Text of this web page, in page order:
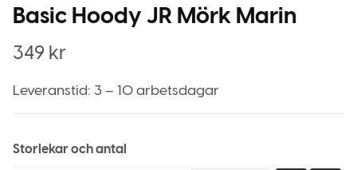
Basic Hoody JR Mörk Marin
349 kr
Leveranstid: 3 – 10 arbetsdagar
Storlekar och antal